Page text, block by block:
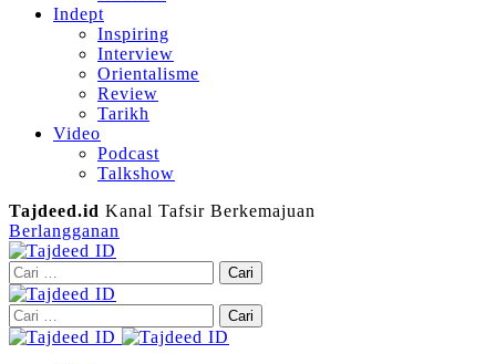
Indept
Inspiring
Interview
Orientalisme
Review
Tarikh
Video
Podcast
Talkshow
Tajdeed.id Kanal Tafsir Berkemajuan
Berlangganan
Cari
untuk:
Cari
untuk: